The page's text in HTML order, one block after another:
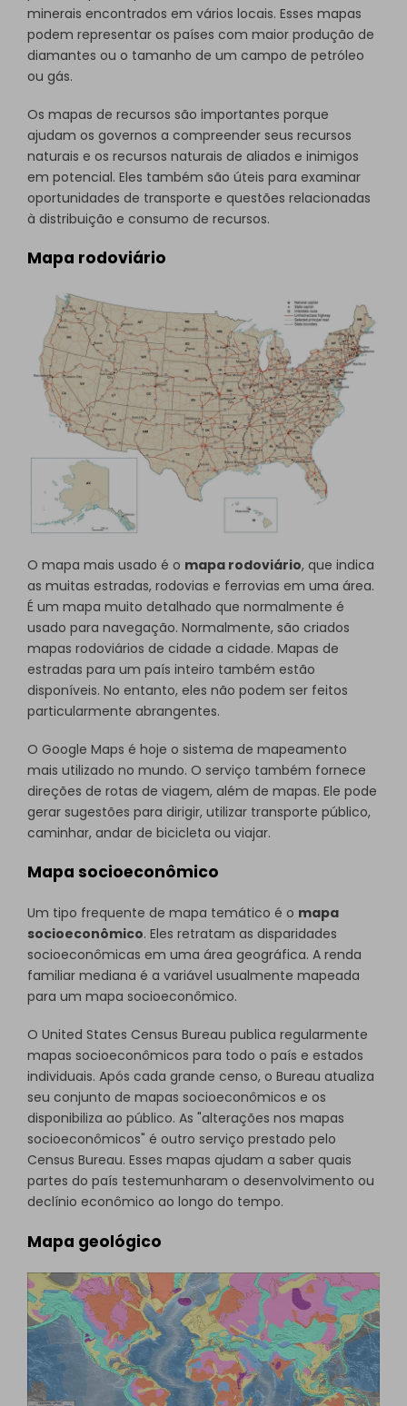
minerais encontrados em vários locais. Esses mapas
podem representar os países com maior produção de
diamantes ou o tamanho de um campo de petróleo
ou gás.
Os mapas de recursos são importantes porque
ajudam os governos a compreender seus recursos
naturais e os recursos naturais de aliados e inimigos
em potencial. Eles também são úteis para examinar
oportunidades de transporte e questões relacionadas
à distribuição e consumo de recursos.
Mapa rodoviário
O mapa mais usado é o mapa rodoviário, que indica
as muitas estradas, rodovias e ferrovias em uma área.
É um mapa muito detalhado que normalmente é
usado para navegação. Normalmente, são criados
mapas rodoviários de cidade a cidade. Mapas de
estradas para um país inteiro também estão
disponíveis. No entanto, eles não podem ser feitos
particularmente abrangentes.
O Google Maps é hoje o sistema de mapeamento
mais utilizado no mundo. O serviço também fornece
direções de rotas de viagem, além de mapas. Ele pode
gerar sugestões para dirigir, utilizar transporte público,
caminhar, andar de bicicleta ou viajar.
Mapa socioeconômico
Um tipo frequente de mapa temático é o mapa
socioeconômico. Eles retratam as disparidades
socioeconômicas em uma área geográfica. A renda
familiar mediana é a variável usualmente mapeada
para um mapa socioeconômico.
O United States Census Bureau publica regularmente
mapas socioeconômicos para todo o país e estados
individuais. Após cada grande censo, o Bureau atualiza
seu conjunto de mapas socioeconômicos e os
disponibiliza ao público. As "alterações nos mapas
socioeconômicos" é outro serviço prestado pelo
Census Bureau. Esses mapas ajudam a saber quais
partes do país testemunharam o desenvolvimento ou
declínio econômico ao longo do tempo.
Mapa geológico